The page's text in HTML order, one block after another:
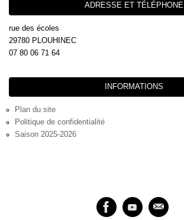
ADRESSE ET TÉLÉPHONE
rue des écoles
29780 PLOUHINEC
07 80 06 71 64
INFORMATIONS
Plan du site
Politique de confidentialité
Saison 2025-2026